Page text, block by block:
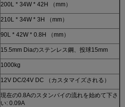
200L * 34W * 42H （mm）
210L * 34W * 3H （mm）
90L * 42W * 0.8H （mm）
15.5mm Diaのステンレス鋼、投球15mm
1000kg
12V DC/24V DC （カスタマイズされる）
現在の0.8Aのスタンバイの流れを始めて下さ
い: 0.09A